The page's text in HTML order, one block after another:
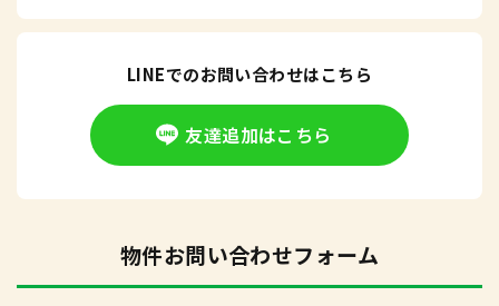
LINEでのお問い合わせはこちら
友達追加はこちら
物件お問い合わせフォーム